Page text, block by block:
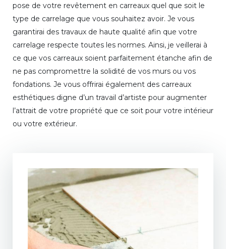
pose de votre revêtement en carreaux quel que soit le
type de carrelage que vous souhaitez avoir. Je vous
garantirai des travaux de haute qualité afin que votre
carrelage respecte toutes les normes. Ainsi, je veillerai à
ce que vos carreaux soient parfaitement étanche afin de
ne pas compromettre la solidité de vos murs ou vos
fondations. Je vous offrirai également des carreaux
esthétiques digne d’un travail d’artiste pour augmenter
l’attrait de votre propriété que ce soit pour votre intérieur
ou votre extérieur.